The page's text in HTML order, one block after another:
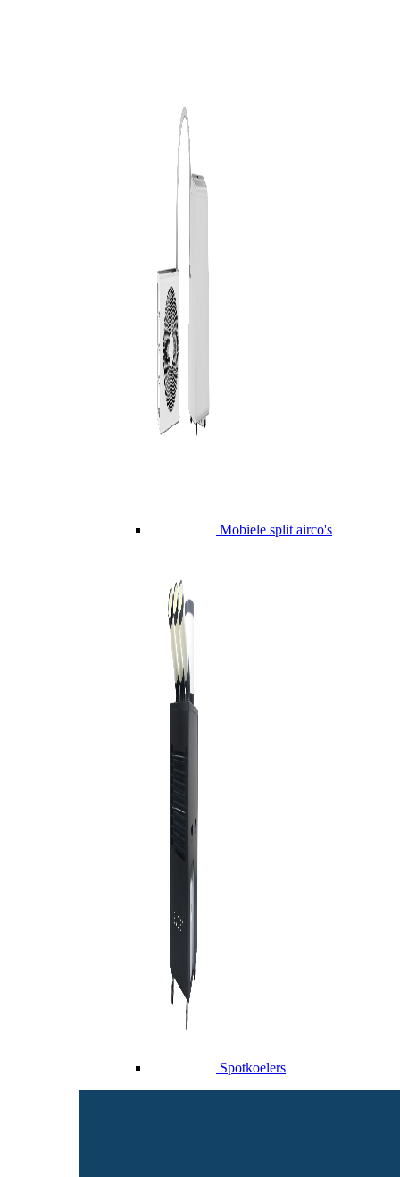
Mobiele split airco's
Spotkoelers